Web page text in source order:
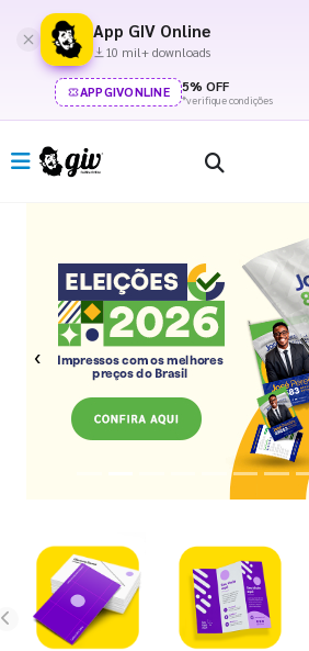
App GIV Online
10 mil+ downloads
APPGIVONLINE 5% OFF
*verifique condições
Previous